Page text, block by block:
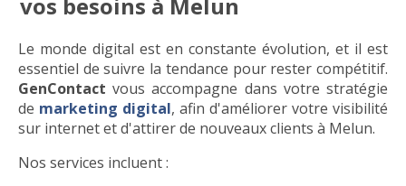
vos besoins à Melun
Le monde digital est en constante évolution, et il est
essentiel de suivre la tendance pour rester compétitif.
GenContact vous accompagne dans votre stratégie
de marketing digital, afin d'améliorer votre visibilité
sur internet et d'attirer de nouveaux clients à Melun.
Nos services incluent :